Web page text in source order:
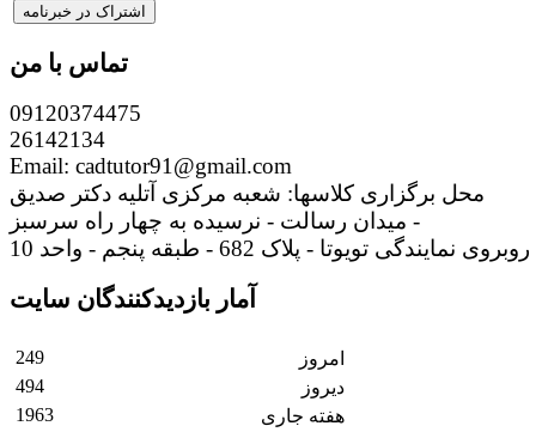
تماس با من
09120374475
26142134
Email: cadtutor91@gmail.com
محل برگزاری کلاسها: شعبه مرکزی آتلیه دکتر صدیق
میدان رسالت - نرسیده به چهار راه سرسبز -
روبروی نمایندگی تویوتا - پلاک 682 - طبقه پنجم - واحد 10
آمار بازدیدکنندگان سایت
امروز
دیروز
هفته جاری
249
494
1963